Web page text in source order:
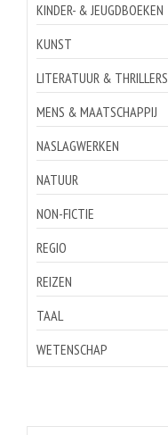
KINDER- & JEUGDBOEKEN
KUNST
LITERATUUR & THRILLERS
MENS & MAATSCHAPPIJ
NASLAGWERKEN
NATUUR
NON-FICTIE
REGIO
REIZEN
TAAL
WETENSCHAP